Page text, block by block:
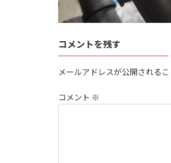
コメントを残す
メールアドレスが公開されるこ
コメント ※